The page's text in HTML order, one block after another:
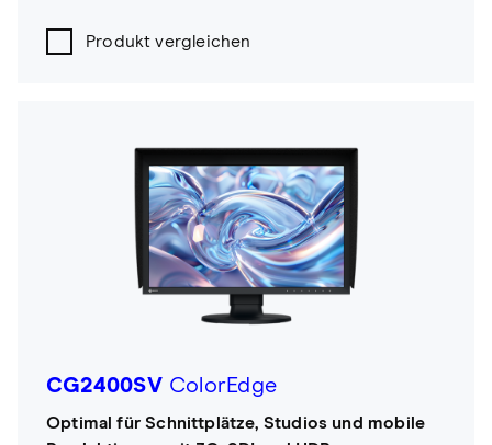
Produkt vergleichen
CG2400SVColorEdge
Optimal für Schnittplätze, Studios und mobile